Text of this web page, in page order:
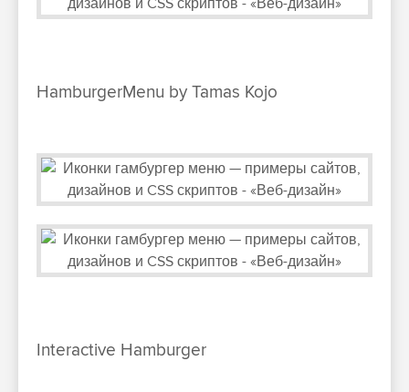
HamburgerMenu by Tamas Kojo
Interactive Hamburger